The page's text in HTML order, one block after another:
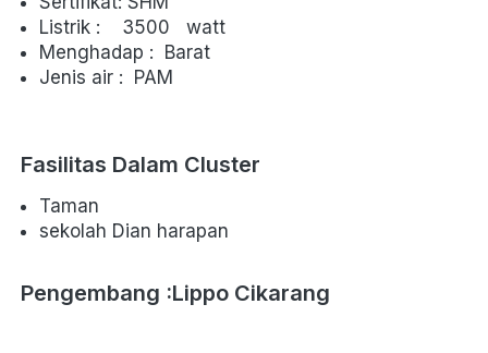
Listrik :    3500   watt
Menghadap :  Barat
Jenis air :  PAM
Fasilitas Dalam Cluster
Taman
sekolah Dian harapan
Pengembang :Lippo Cikarang